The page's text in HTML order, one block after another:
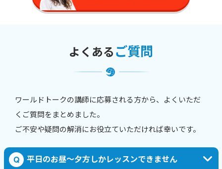
よくあるご質問
ワールドトークの講師に応募される方から、よくいただ
くご質問をまとめました。
ご不安や疑問の解消にお役立ていただければ幸いです。
Q 平日のお昼〜夕方しかレッスンできません